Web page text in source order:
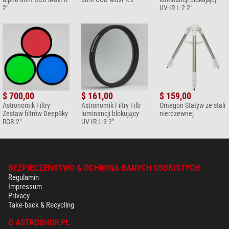
2"
UV-IR L-2 2"
$ 700,00
Astronomik Filtry
Zestaw filtrów DeepSky
RGB 2"
$ 161,00
Astronomik Filtry Filtr
luminancji blokujący
UV-IR L-3 2"
$ 159,00
Omegon Statyw ze stali
nierdzewnej
BEZPIECZEŃSTWO & OCHRONA DANYCH OSOBISTYCH
Regulamin
Impressum
Privacy
Take-back & Recycling
O ASTROSHOP.PL